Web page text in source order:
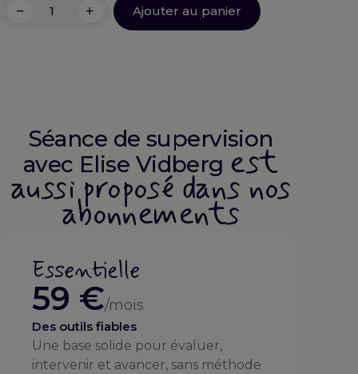
quantité
Elise
Vidberg
− + Ajouter au panier
Séance de supervision
avec Elise Vidberg est
aussi proposé dans nos
abonnements
Essentielle
59 €/mois
Des outils fiables
Une base solide pour évaluer,
intervenir et avancer, sans méthode